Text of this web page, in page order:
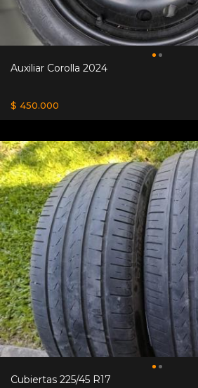
Auxiliar Corolla 2024
$ 450.000
Cubiertas 225/45 R17